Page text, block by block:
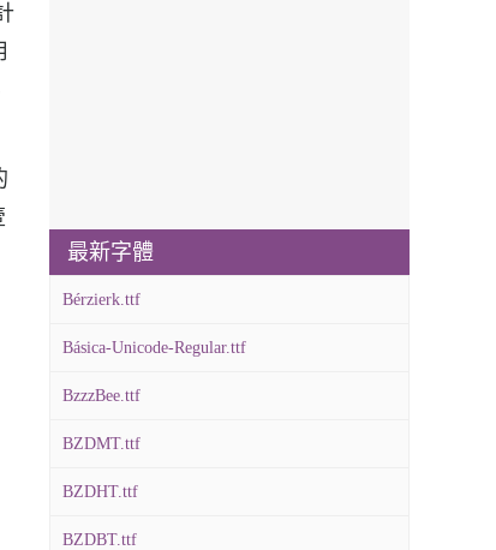
最新字體
Bérzierk.ttf
Básica-Unicode-Regular.ttf
BzzzBee.ttf
BZDMT.ttf
BZDHT.ttf
BZDBT.ttf